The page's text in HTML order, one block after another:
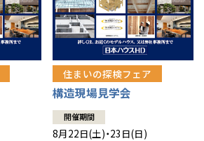
住まいの探検フェア
構造現場見学会
開催期間
8月22日(土)・23日(日)